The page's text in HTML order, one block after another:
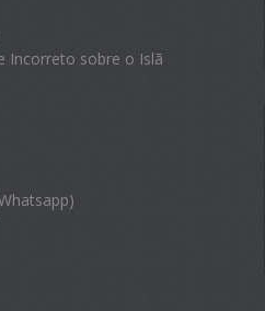
Incorreto sobre o Islã